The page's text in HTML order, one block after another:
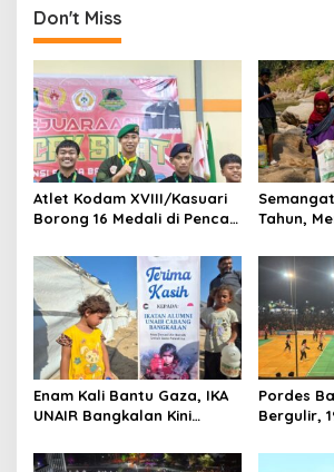
Don't Miss
Atlet Kodam XVIII/Kasuari
Borong 16 Medali di Pencak
Barat Daya
Tahun,
Enam Kali Bantu Gaza, IKA
UNAIR Bangkalan Kini
10.000 Pengungsi
Pordes
Bergulir,